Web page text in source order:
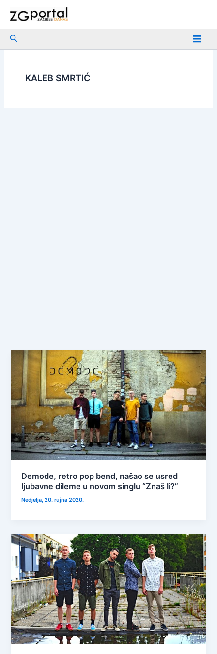
Search
KALEB SMRTIĆ
Demode, retro pop bend, našao se usred
ljubavne dileme u novom singlu “Znaš li?”
Nedjelja, 20. rujna 2020.